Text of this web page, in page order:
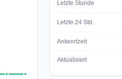
Letzte Stunde
Letzte 24 Std.
Antwortzeit
Aktualisiert